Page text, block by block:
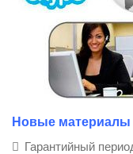
Новые материалы
Гарантийный